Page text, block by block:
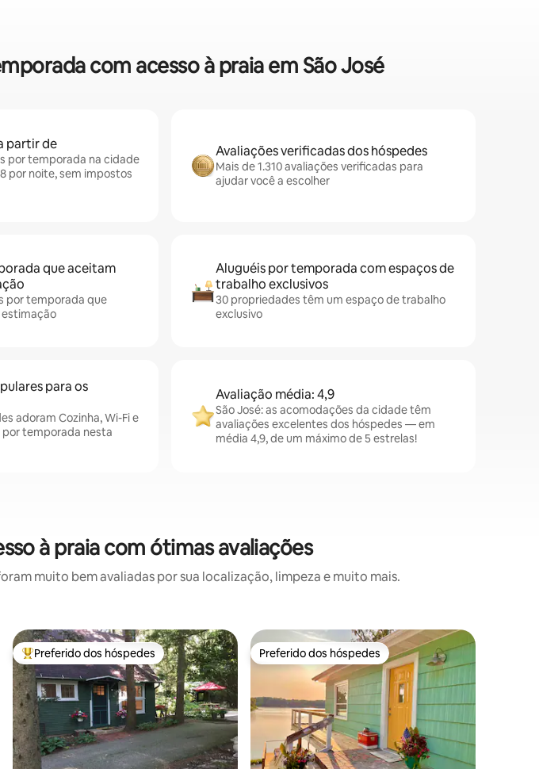
com acesso à praia em São José
partir de
por temporada na cidade
por noite, sem impostos
Avaliações verificadas dos hóspedes
Mais de 1.310 avaliações verificadas para
ajudar você a escolher
que aceitam
por temporada que
Aluguéis por temporada com espaços de
trabalho exclusivos
30 propriedades têm um espaço de trabalho
exclusivo
para os
adoram Cozinha, Wi-Fi e
por temporada nesta
Avaliação média: 4,9
São José: as acomodações da cidade têm
avaliações excelentes dos hóspedes — em
média 4,9, de um máximo de 5 estrelas!
à praia com ótimas avaliações
muito bem avaliadas por sua localização, limpeza e muito mais.
Entre os melhores preferidos dos hóspedes
Preferido dos hóspedes Preferido dos hóspedes
Preferido dos hóspedes